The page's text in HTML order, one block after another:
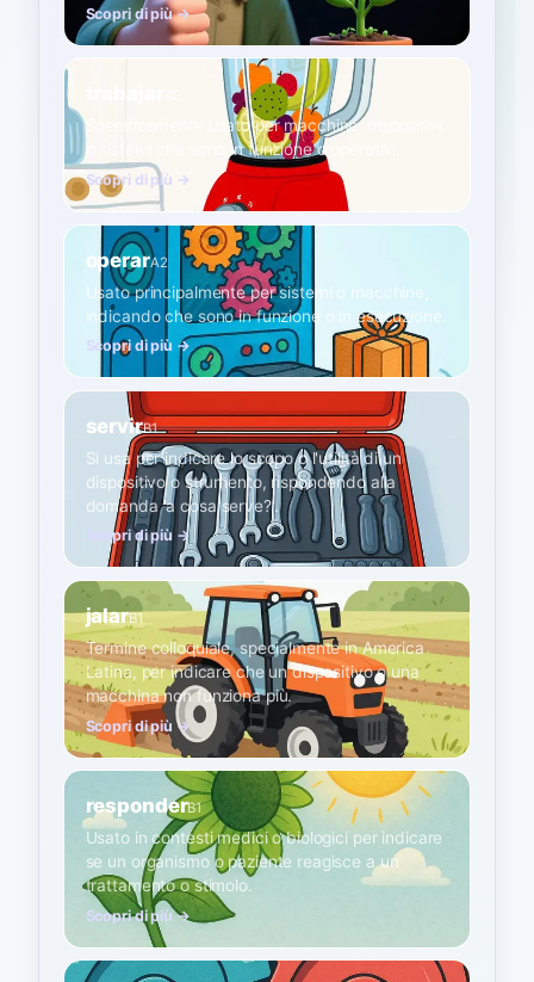
Scopri di più →
Specificamente usato per macchine, dispositivi
o sistemi che sono in funzione o operativi.
Scopri di più →
operarA2
Usato principalmente per sistemi o macchine,
indicando che sono in funzione o in esecuzione.
Scopri di più →
servirB1
Si usa per indicare lo scopo o l'utilità di un
dispositivo o strumento, rispondendo alla
domanda 'a cosa serve?'.
Scopri di più →
jalarB1
Termine colloquiale, specialmente in America
Latina, per indicare che un dispositivo o una
macchina non funziona più.
Scopri di più →
responderB1
Usato in contesti medici o biologici per indicare
se un organismo o paziente reagisce a un
trattamento o stimolo.
Scopri di più →